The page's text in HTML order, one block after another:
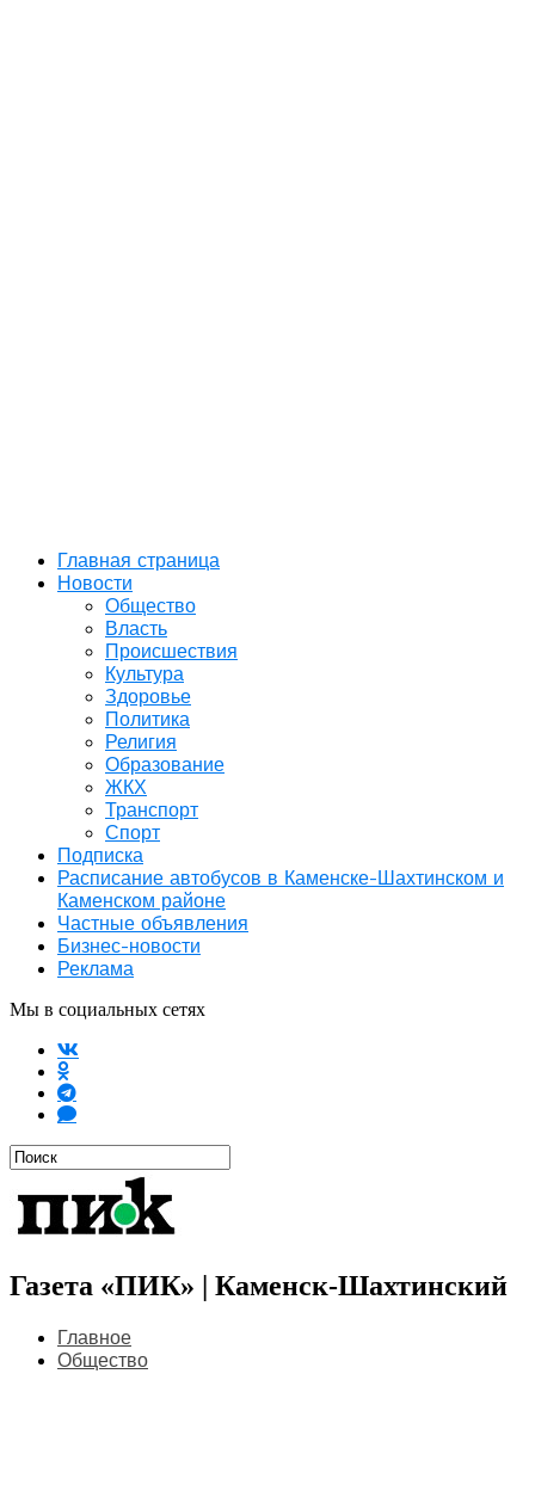
Главная страница
Новости
Общество
Власть
Происшествия
Культура
Здоровье
Политика
Религия
Образование
ЖКХ
Транспорт
Спорт
Подписка
Расписание автобусов в Каменске-Шахтинском и
Каменском районе
Частные объявления
Бизнес-новости
Реклама
Мы в социальных сетях
Газета «ПИК» | Каменск-Шахтинский
Главное
Общество